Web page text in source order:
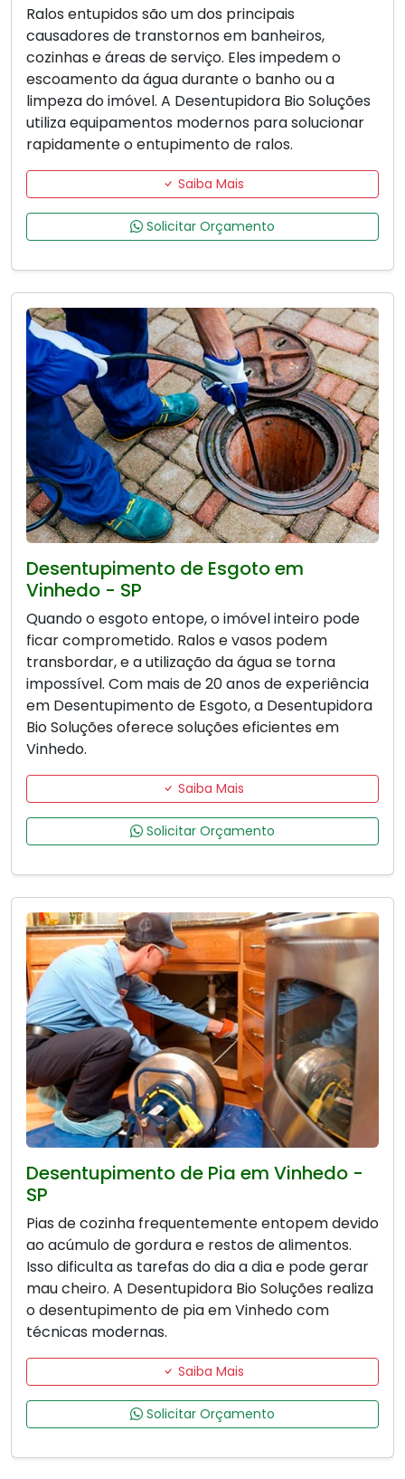
Ralos entupidos são um dos principais
causadores de transtornos em banheiros,
cozinhas e áreas de serviço. Eles impedem o
escoamento da água durante o banho ou a
limpeza do imóvel. A Desentupidora Bio Soluções
utiliza equipamentos modernos para solucionar
rapidamente o entupimento de ralos.
Saiba Mais
Solicitar Orçamento
Desentupimento de Esgoto em
Vinhedo - SP
Quando o esgoto entope, o imóvel inteiro pode
ficar comprometido. Ralos e vasos podem
transbordar, e a utilização da água se torna
impossível. Com mais de 20 anos de experiência
em Desentupimento de Esgoto, a Desentupidora
Bio Soluções oferece soluções eficientes em
Vinhedo.
Saiba Mais
Solicitar Orçamento
Desentupimento de Pia em Vinhedo -
SP
Pias de cozinha frequentemente entopem devido
ao acúmulo de gordura e restos de alimentos.
Isso dificulta as tarefas do dia a dia e pode gerar
mau cheiro. A Desentupidora Bio Soluções realiza
o desentupimento de pia em Vinhedo com
técnicas modernas.
Saiba Mais
Solicitar Orçamento